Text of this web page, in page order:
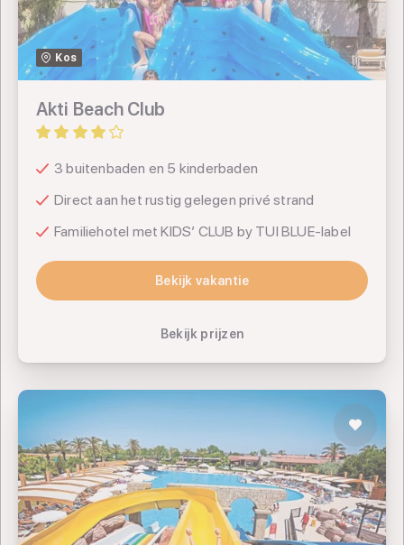
Kos
Akti Beach Club
3 buitenbaden en 5 kinderbaden
Direct aan het rustig gelegen privé strand
Familiehotel met KIDS’ CLUB by TUI BLUE-label
Bekijk vakantie
Bekijk prijzen
TUI
Bekijk vakantie
Club Hotel Felicia Village